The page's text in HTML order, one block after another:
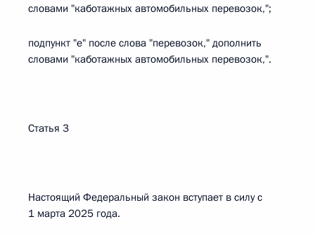
словами "каботажных автомобильных перевозок,";
подпункт "е" после слова "перевозок," дополнить
словами "каботажных автомобильных перевозок,".
Статья 3
Настоящий Федеральный закон вступает в силу с
1 марта 2025 года.